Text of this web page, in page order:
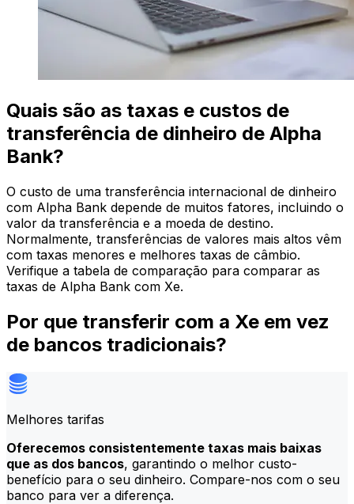
Quais são as taxas e custos de
transferência de dinheiro de Alpha
Bank?
O custo de uma transferência internacional de dinheiro
com Alpha Bank depende de muitos fatores, incluindo o
valor da transferência e a moeda de destino.
Normalmente, transferências de valores mais altos vêm
com taxas menores e melhores taxas de câmbio.
Verifique a tabela de comparação para comparar as
taxas de Alpha Bank com Xe.
Por que transferir com a Xe em vez
de bancos tradicionais?
Melhores tarifas
Oferecemos consistentemente taxas mais baixas
que as dos bancos, garantindo o melhor custo-
benefício para o seu dinheiro. Compare-nos com o seu
banco para ver a diferença.